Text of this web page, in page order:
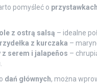
pomyśleć o przystawkach
z ostrą salsą – idealne
z kurczaka –
z serem i jalapeños –
dań głównych, można